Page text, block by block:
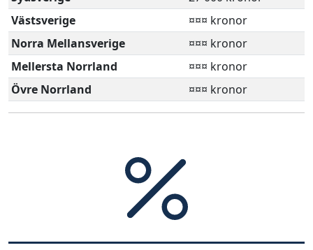
Västsverige
¤¤¤ kronor
Norra Mellansverige
¤¤¤ kronor
Mellersta Norrland
¤¤¤ kronor
Övre Norrland
¤¤¤ kronor